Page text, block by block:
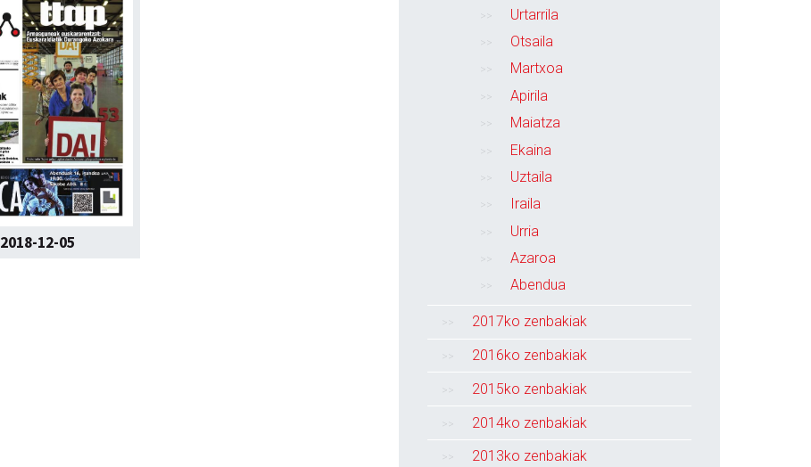
2018-12-05
Urtarrila
Otsaila
Martxoa
Apirila
Maiatza
Ekaina
Uztaila
Iraila
Urria
Azaroa
Abendua
2017ko zenbakiak
2016ko zenbakiak
2015ko zenbakiak
2014ko zenbakiak
2013ko zenbakiak